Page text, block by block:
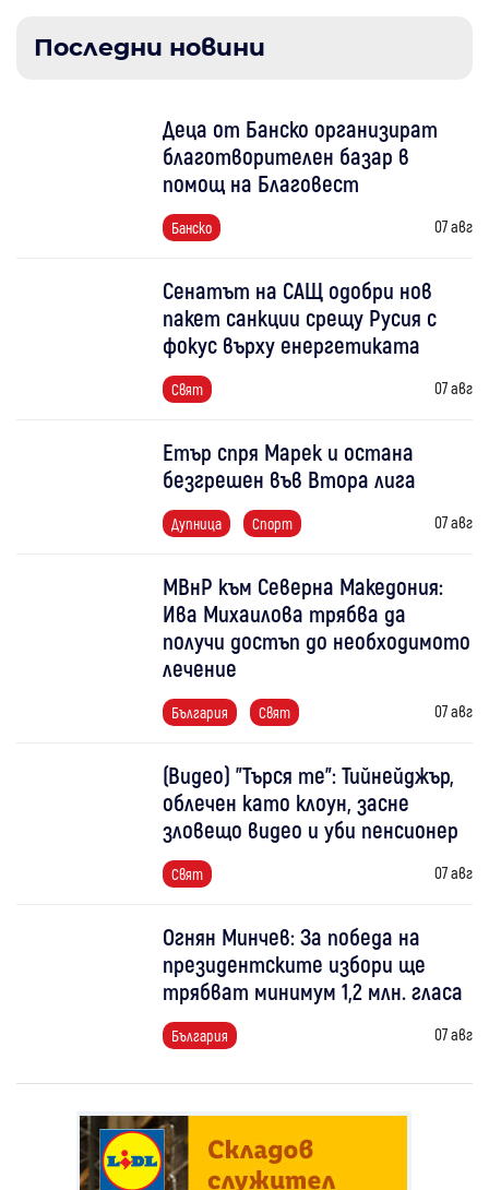
Последни новини
Деца от Банско организират
благотворителен базар в
помощ на Благовест
Банско 07 авг
Сенатът на САЩ одобри нов
пакет санкции срещу Русия с
фокус върху енергетиката
Свят 07 авг
Етър спря Марек и остана
безгрешен във Втора лига
Дупница Спорт 07 авг
МВнР към Северна Македония:
Ива Михаилова трябва да
получи достъп до необходимото
лечение
България Свят 07 авг
(Видео) "Търся те": Тийнейджър,
облечен като клоун, засне
зловещо видео и уби пенсионер
Свят 07 авг
Огнян Минчев: За победа на
президентските избори ще
трябват минимум 1,2 млн. гласа
България 07 авг